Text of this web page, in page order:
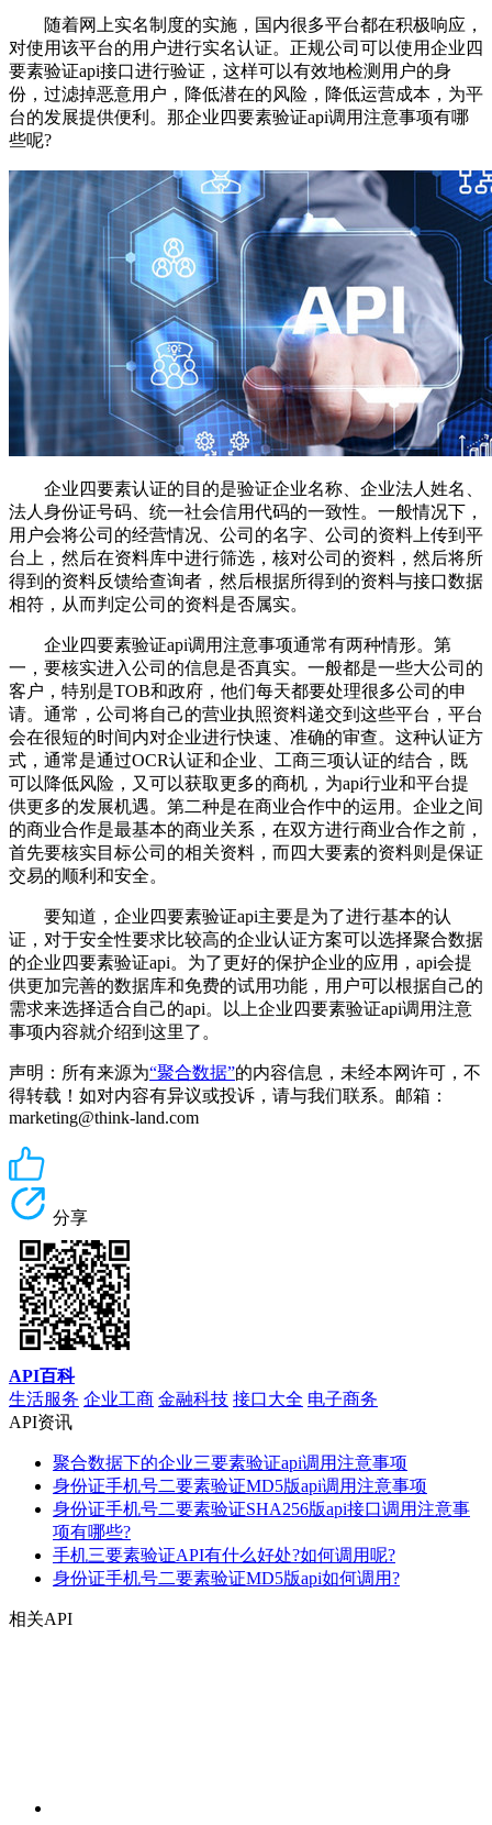
随着网上实名制度的实施，国内很多平台都在积极响应，
对使用该平台的用户进行实名认证。正规公司可以使用企业四
要素验证api接口进行验证，这样可以有效地检测用户的身
份，过滤掉恶意用户，降低潜在的风险，降低运营成本，为平
台的发展提供便利。那企业四要素验证api调用注意事项有哪
些呢?
企业四要素认证的目的是验证企业名称、企业法人姓名、
法人身份证号码、统一社会信用代码的一致性。一般情况下，
用户会将公司的经营情况、公司的名字、公司的资料上传到平
台上，然后在资料库中进行筛选，核对公司的资料，然后将所
得到的资料反馈给查询者，然后根据所得到的资料与接口数据
相符，从而判定公司的资料是否属实。
企业四要素验证api调用注意事项通常有两种情形。第
一，要核实进入公司的信息是否真实。一般都是一些大公司的
客户，特别是TOB和政府，他们每天都要处理很多公司的申
请。通常，公司将自己的营业执照资料递交到这些平台，平台
会在很短的时间内对企业进行快速、准确的审查。这种认证方
式，通常是通过OCR认证和企业、工商三项认证的结合，既
可以降低风险，又可以获取更多的商机，为api行业和平台提
供更多的发展机遇。第二种是在商业合作中的运用。企业之间
的商业合作是最基本的商业关系，在双方进行商业合作之前，
首先要核实目标公司的相关资料，而四大要素的资料则是保证
交易的顺利和安全。
要知道，企业四要素验证api主要是为了进行基本的认
证，对于安全性要求比较高的企业认证方案可以选择聚合数据
的企业四要素验证api。为了更好的保护企业的应用，api会提
供更加完善的数据库和免费的试用功能，用户可以根据自己的
需求来选择适合自己的api。以上企业四要素验证api调用注意
事项内容就介绍到这里了。
声明：所有来源为“聚合数据”的内容信息，未经本网许可，不
得转载！如对内容有异议或投诉，请与我们联系。邮箱：
marketing@think-land.com
分享
API百科
生活服务 企业工商 金融科技 接口大全 电子商务
API资讯
聚合数据下的企业三要素验证api调用注意事项
身份证手机号二要素验证MD5版api调用注意事项
身份证手机号二要素验证SHA256版api接口调用注意事
项有哪些?
手机三要素验证API有什么好处?如何调用呢?
身份证手机号二要素验证MD5版api如何调用?
相关API